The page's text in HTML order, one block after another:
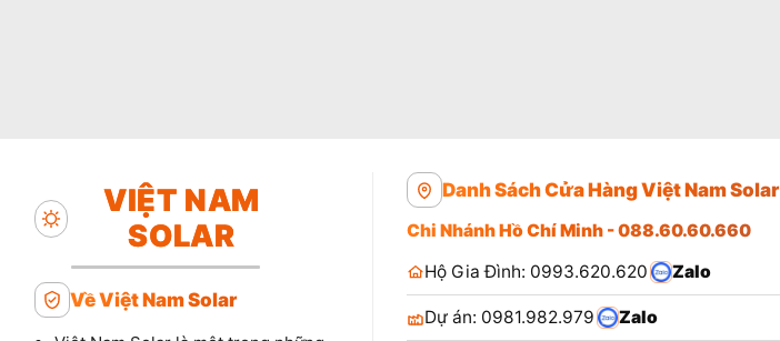
VIỆT NAM
SOLAR
Về Việt Nam Solar
Danh Sách Cửa Hàng Việt Nam Solar
Chi Nhánh Hồ Chí Minh - 088.60.60.660
Hộ Gia Đình: 0993.620.620
Zalo
Dự án: 0981.982.979 Zalo